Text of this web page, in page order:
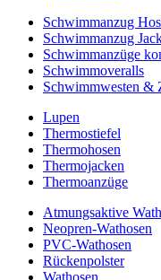
Schwimmanzug
Schwimmanzug
Schwimmanzüge
Schwimmoveralls
Schwimmwesten &
Lupen
Thermostiefel
Thermohosen
Thermojacken
Thermoanzüge
Atmungsaktive
Neopren-Wathosen
PVC-Wathosen
Rückenpolster
Wathosen